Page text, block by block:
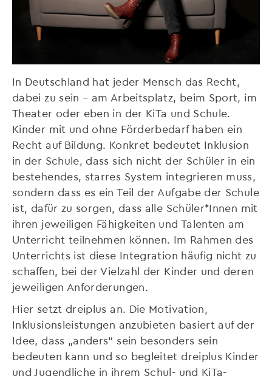
In Deutschland hat jeder Mensch das Recht,
dabei zu sein – am Arbeitsplatz, beim Sport, im
Theater oder eben in der KiTa und Schule.
Kinder mit und ohne Förderbedarf haben ein
Recht auf Bildung. Konkret bedeutet Inklusion
in der Schule, dass sich nicht der Schüler in ein
bestehendes, starres System integrieren muss,
sondern dass es ein Teil der Aufgabe der Schule
ist, dafür zu sorgen, dass alle Schüler*Innen mit
ihren jeweiligen Fähigkeiten und Talenten am
Unterricht teilnehmen können. Im Rahmen des
Unterrichts ist diese Integration häufig nicht zu
schaffen, bei der Vielzahl der Kinder und deren
jeweiligen Anforderungen.
Hier setzt dreiplus an. Die Motivation,
Inklusionsleistungen anzubieten basiert auf der
Idee, dass „anders“ sein besonders sein
bedeuten kann und so begleitet dreiplus Kinder
und Jugendliche in ihrem Schul- und KiTa-